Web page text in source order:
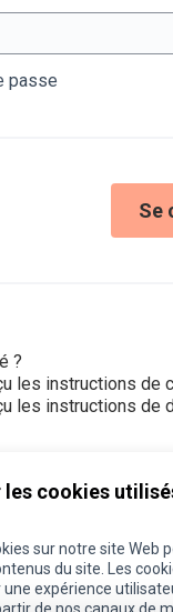
cookies
sur notre site Web
du site. Les
expérience
passe
Se
?
les instructions de
les instructions de
sur Instagram